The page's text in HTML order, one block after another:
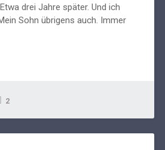
drei Jahre später. Und ich
Sohn übrigens auch. Immer
2